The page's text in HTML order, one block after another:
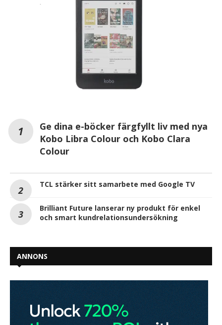
Ge dina e-böcker färgfyllt liv med nya
Kobo Libra Colour och Kobo Clara
Colour
TCL stärker sitt samarbete med Google TV
Brilliant Future lanserar ny produkt för enkel
och smart kundrelationsundersökning
ANNONS